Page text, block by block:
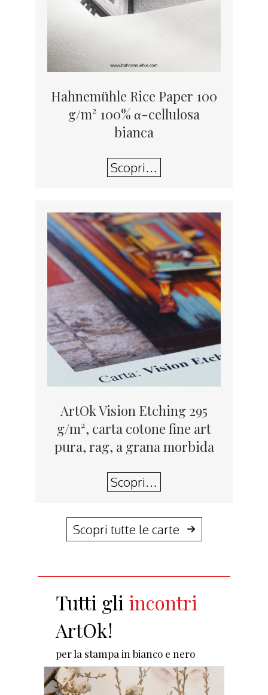
Hahnemühle Rice Paper 100
g/m² 100% α-cellulosa
bianca
Scopri…
ArtOk Vision Etching 295
g/m², carta cotone fine art
pura, rag, a grana morbida
Scopri…
Scopri tutte le carte
Tutti gli eventi
ArtOk!
per la stampa in bianco e nero